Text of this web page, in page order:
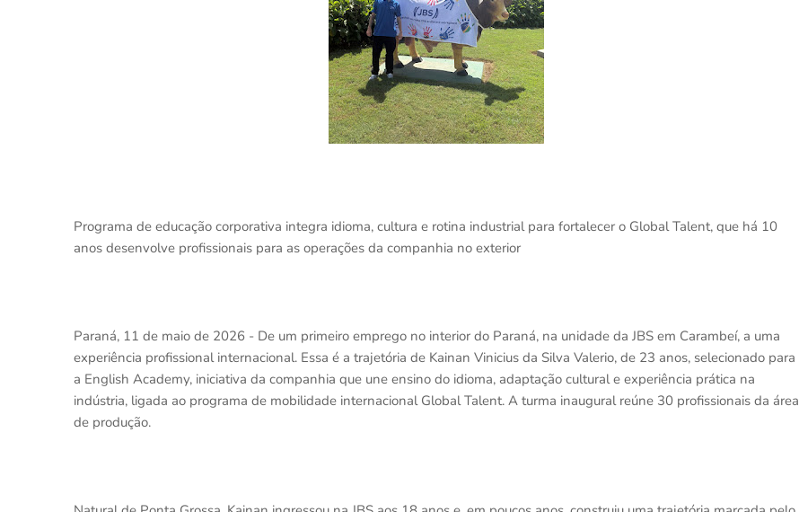
Programa de educação corporativa integra idioma, cultura e rotina industrial para fortalecer o Global Talent, que há 10
anos desenvolve profissionais para as operações da companhia no exterior
Paraná, 11 de maio de 2026 - De um primeiro emprego no interior do Paraná, na unidade da JBS em Carambeí, a uma
experiência profissional internacional. Essa é a trajetória de Kainan Vinicius da Silva Valerio, de 23 anos, selecionado para
a English Academy, iniciativa da companhia que une ensino do idioma, adaptação cultural e experiência prática na
indústria, ligada ao programa de mobilidade internacional Global Talent. A turma inaugural reúne 30 profissionais da área
de produção.